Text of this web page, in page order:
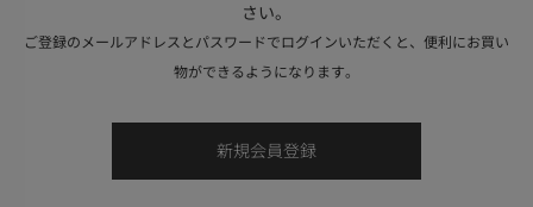
さい。
ご登録のメールアドレスとパスワードでログインいただくと、便利にお買い
物ができるようになります。